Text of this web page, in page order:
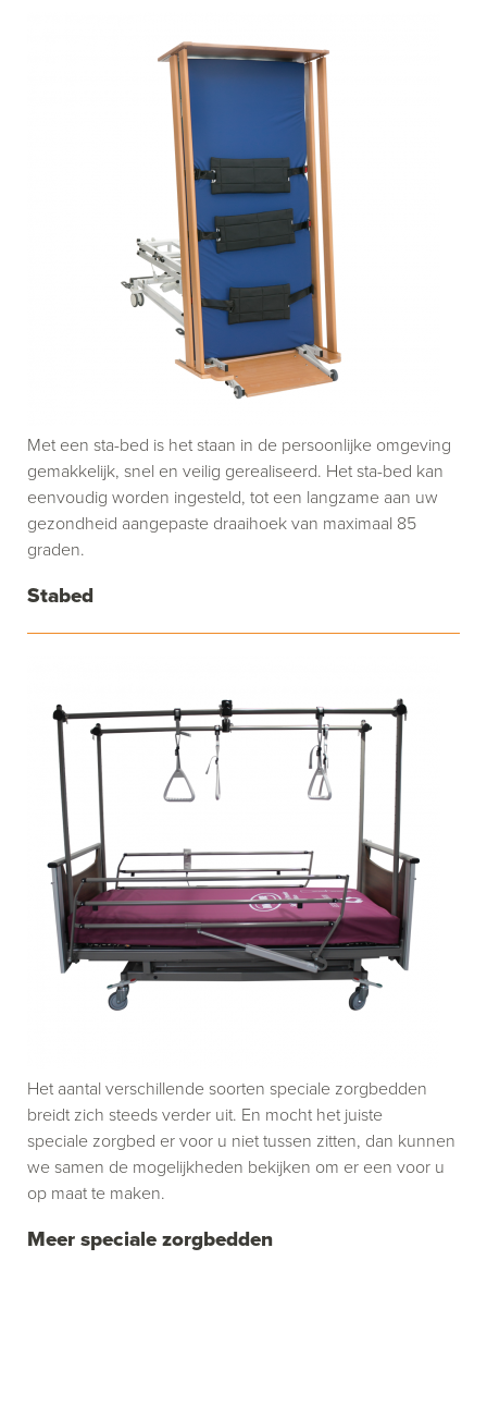
Stabed
Met een sta-bed is het staan in de persoonlijke omgeving
gemakkelijk, snel en veilig gerealiseerd. Het sta-bed kan
eenvoudig worden ingesteld, tot een langzame aan uw
gezondheid aangepaste draaihoek van maximaal 85
graden.
Meer speciale zorgbedden
Het aantal verschillende soorten speciale zorgbedden
breidt zich steeds verder uit. En mocht het juiste
speciale zorgbed er voor u niet tussen zitten, dan kunnen
we samen de mogelijkheden bekijken om er een voor u
op maat te maken.